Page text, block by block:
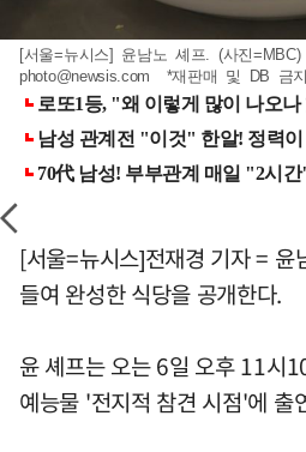
[서울=뉴시스] 윤남노 셰프. (사진=MBC)
photo@newsis.com *재판매 및 DB 금지
[서울=뉴시스]전재경 기자 = 윤
들여 완성한 식당을 공개한다.
윤 셰프는 오는 6일 오후 11시
예능물 '전지적 참견 시점'에 출